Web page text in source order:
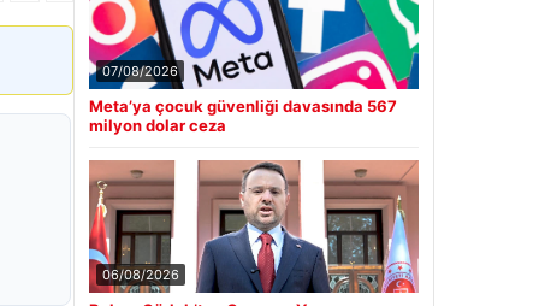
07/08/2026
Meta’ya çocuk güvenliği davasında 567
milyon dolar ceza
06/08/2026